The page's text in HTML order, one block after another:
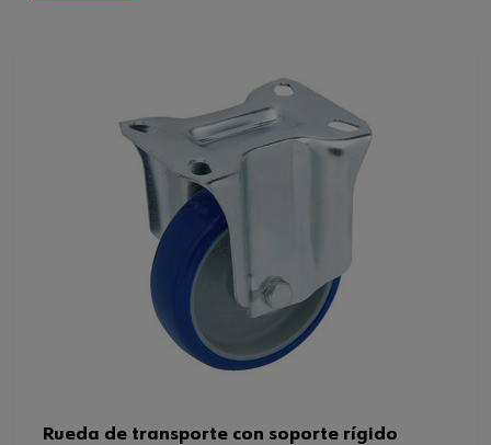
Rueda de transporte con soporte rígido